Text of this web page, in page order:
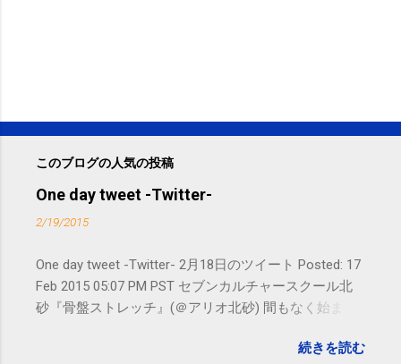
このブログの人気の投稿
One day tweet -Twitter-
2/19/2015
One day tweet -Twitter- 2月18日のツイート Posted: 17
Feb 2015 05:07 PM PST セブンカルチャースクール北
砂『骨盤ストレッチ』(＠アリオ北砂) 間もなく始まり
subscribed to email updates from サクマフィジカルコ
続きを読む